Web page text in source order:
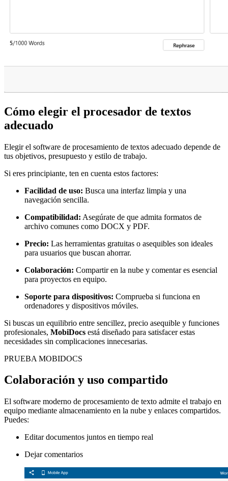
Cómo elegir el procesador de textos
adecuado
Elegir el software de procesamiento de textos adecuado depende de
tus objetivos, presupuesto y estilo de trabajo.
Si eres principiante, ten en cuenta estos factores:
Facilidad de uso: Busca una interfaz limpia y una
navegación sencilla.
Compatibilidad: Asegúrate de que admita formatos de
archivo comunes como DOCX y PDF.
Precio: Las herramientas gratuitas o asequibles son ideales
para usuarios que buscan ahorrar.
Colaboración: Compartir en la nube y comentar es esencial
para proyectos en equipo.
Soporte para dispositivos: Comprueba si funciona en
ordenadores y dispositivos móviles.
Si buscas un equilibrio entre sencillez, precio asequible y funciones
profesionales, MobiDocs está diseñado para satisfacer estas
necesidades sin complicaciones innecesarias.
PRUEBA MOBIDOCS
Colaboración y uso compartido
El software moderno de procesamiento de texto admite el trabajo en
equipo mediante almacenamiento en la nube y enlaces compartidos.
Puedes:
Editar documentos juntos en tiempo real
Dejar comentarios